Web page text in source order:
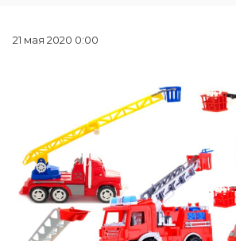
21 мая 2020 0:00